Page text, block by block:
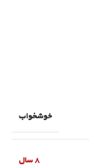
خوشخواب
8 سال